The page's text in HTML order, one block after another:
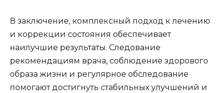
В заключение, комплексный подход к лечению
и коррекции состояния обеспечивает
наилучшие результаты. Следование
рекомендациям врача, соблюдение здорового
образа жизни и регулярное обследование
помогают достигнуть стабильных улучшений и